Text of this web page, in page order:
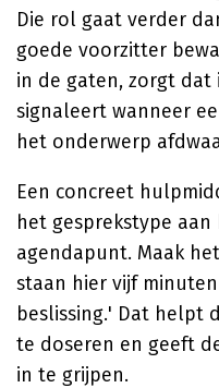
Die rol gaat verder
goede voorzitter
in de gaten, zorgt dat
signaleert wanneer
het onderwerp
Een concreet
het gesprekstype
agendapunt. Maak
staan hier vijf
beslissing.' Dat helpt
te doseren en geeft
in te grijpen.